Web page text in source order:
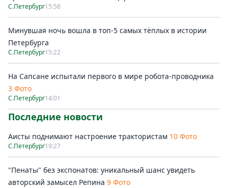
С.Петербург15:58
Минувшая ночь вошла в топ-5 самых тёплых в истории
Петербурга
С.Петербург15:22
На Сапсане испытали первого в мире робота-проводника
3 Фото
С.Петербург14:01
Последние новости
Аисты поднимают настроение трактористам 10 Фото
С.Петербург19:27
"Пенаты" без экспонатов: уникальный шанс увидеть
авторский замысел Репина 9 Фото